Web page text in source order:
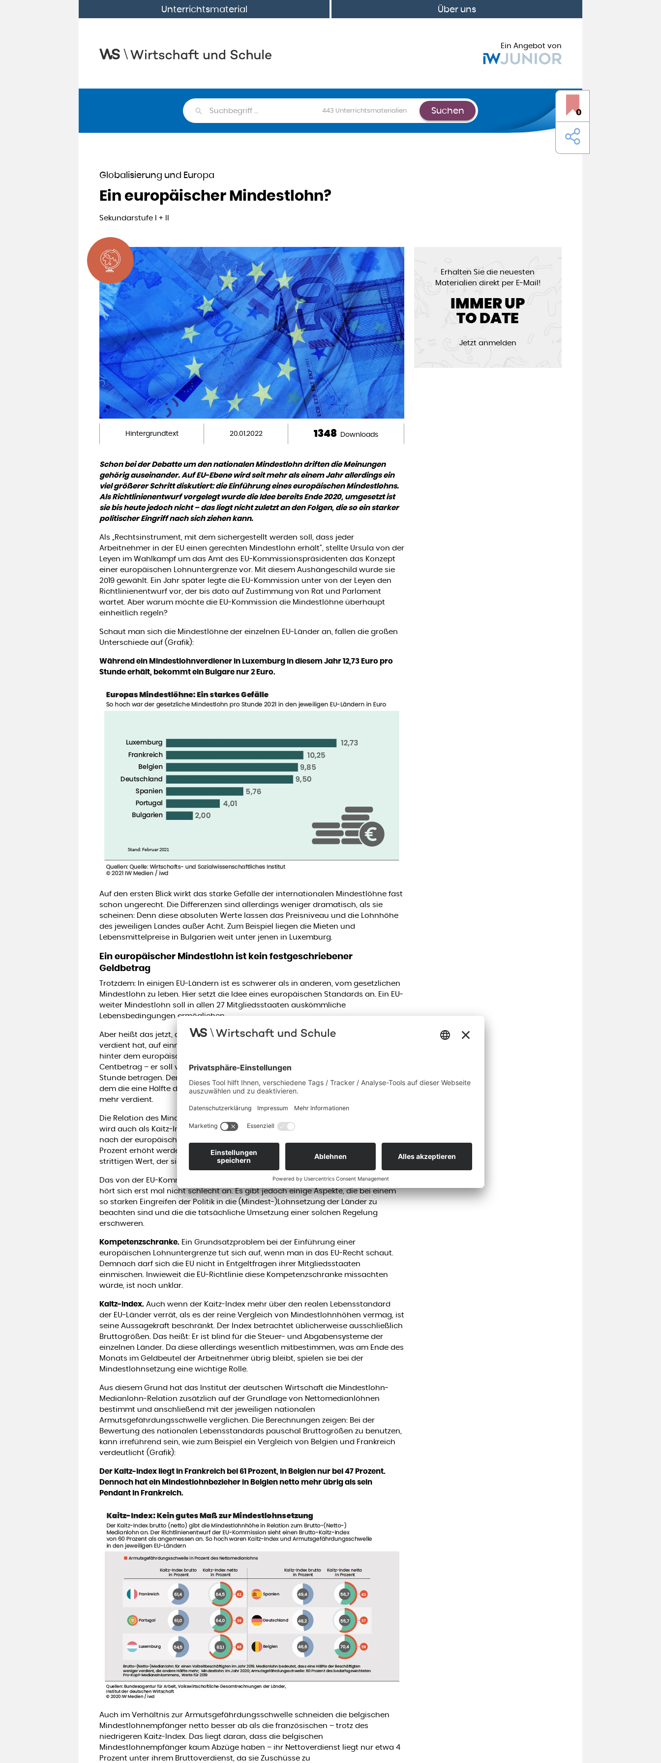
Unterrichtsmaterial Über uns
Ein Angebot von
Suchen 443 Unterrichtsmaterialien Suchen 0
Ein europäischer Mindestlohn?
Globalisierung und Europa
Sekundarstufe I + II
Hintergrundtext 20.01.2022 1348 Downloads
Schon bei der Debatte um den nationalen Mindestlohn driften die Meinungen
gehörig auseinander. Auf EU-Ebene wird seit mehr als einem Jahr allerdings ein
viel größerer Schritt diskutiert: die Einführung eines europäischen Mindestlohns.
Als Richtlinienentwurf vorgelegt wurde die Idee bereits Ende 2020, umgesetzt ist
sie bis heute jedoch nicht – das liegt nicht zuletzt an den Folgen, die so ein starker
politischer Eingriff nach sich ziehen kann.
Als „Rechtsinstrument, mit dem sichergestellt werden soll, dass jeder
Arbeitnehmer in der EU einen gerechten Mindestlohn erhält“, stellte Ursula von der
Leyen im Wahlkampf um das Amt des EU-Kommissionspräsidenten das Konzept
einer europäischen Lohnuntergrenze vor. Mit diesem Aushängeschild wurde sie
2019 gewählt. Ein Jahr später legte die EU-Kommission unter von der Leyen den
Richtlinienentwurf vor, der bis dato auf Zustimmung von Rat und Parlament
wartet. Aber warum möchte die EU-Kommission die Mindestlöhne überhaupt
einheitlich regeln?
Schaut man sich die Mindestlöhne der einzelnen EU-Länder an, fallen die großen
Unterschiede auf (Grafik):
Während ein Mindestlohnverdiener in Luxemburg in diesem Jahr 12,73 Euro pro
Stunde erhält, bekommt ein Bulgare nur 2 Euro.
Auf den ersten Blick wirkt das starke Gefälle der internationalen Mindestlöhne fast
schon ungerecht. Die Differenzen sind allerdings weniger dramatisch, als sie
scheinen: Denn diese absoluten Werte lassen das Preisniveau und die Lohnhöhe
des jeweiligen Landes außer Acht. Zum Beispiel liegen die Mieten und
Lebensmittelpreise in Bulgarien weit unter jenen in Luxemburg.
Ein europäischer Mindestlohn ist kein festgeschriebener
Geldbetrag
Trotzdem: In einigen EU-Ländern ist es schwerer als in anderen, vom gesetzlichen
Mindestlohn zu leben. Hier setzt die Idee eines europäischen Standards an. Ein EU-
weiter Mindestlohn soll in allen 27 Mitgliedsstaaten auskömmliche
Lebensbedingungen ermöglichen.
Aber heißt das jetzt, dass jemand, der in Bulgarien eben noch 2 Euro die Stunde
verdient hat, auf einmal mit 12 Euro stündlich vergütet werden soll? Nein. Denn
hinter dem europäischen Mindestlohn steckt kein festgeschriebener Euro- oder
Centbetrag – er soll vielmehr 60 Prozent des nationalen Bruttomedianlohns pro
Stunde betragen. Der Median beschreibt dabei genau jenen Stundenlohn, bei
dem die eine Hälfte der Arbeitnehmer eines Landes weniger und die andere Hälfte
mehr verdient.
Die Relation des Mindestlohns zum Bruttomedianlohn eines Vollzeitbeschäftigten
wird auch als Kaitz-Index bezeichnet. In Deutschland müsste der Mindestlohn
nach der europäischen Idee – einem Kaitz-Index von 60 Prozent – um rund 25
Prozent erhöht werden und läge heute bei gut 12 Euro – also gerade bei dem
strittigen Wert, der sich auch im Koalitionsvertrag der Ampel wiederfindet.
Das von der EU-Kommission angestrebte Ziel eines einheitlichen Mindestlohns
hört sich erst mal nicht schlecht an. Es gibt jedoch einige Aspekte, die bei einem
so starken Eingreifen der Politik in die (Mindest-)Lohnsetzung der Länder zu
beachten sind und die die tatsächliche Umsetzung einer solchen Regelung
erschweren.
Kompetenzschranke. Ein Grundsatzproblem bei der Einführung einer
europäischen Lohnuntergrenze tut sich auf, wenn man in das EU-Recht schaut.
Demnach darf sich die EU nicht in Entgeltfragen ihrer Mitgliedsstaaten
einmischen. Inwieweit die EU-Richtlinie diese Kompetenzschranke missachten
würde, ist noch unklar.
Kaitz-Index.Auch wenn der Kaitz-Index mehr über den realen Lebensstandard
der EU-Länder verrät, als es der reine Vergleich von Mindestlohnhöhen vermag, ist
seine Aussagekraft beschränkt. Der Index betrachtet üblicherweise ausschließlich
Bruttogrößen. Das heißt: Er ist blind für die Steuer- und Abgabensysteme der
einzelnen Länder. Da diese allerdings wesentlich mitbestimmen, was am Ende des
Monats im Geldbeutel der Arbeitnehmer übrig bleibt, spielen sie bei der
Mindestlohnsetzung eine wichtige Rolle.
Aus diesem Grund hat das Institut der deutschen Wirtschaft die Mindestlohn-
Medianlohn-Relation zusätzlich auf der Grundlage von Nettomedianlöhnen
bestimmt und anschließend mit der jeweiligen nationalen
Armutsgefährdungsschwelle verglichen. Die Berechnungen zeigen: Bei der
Bewertung des nationalen Lebensstandards pauschal Bruttogrößen zu benutzen,
kann irreführend sein, wie zum Beispiel ein Vergleich von Belgien und Frankreich
verdeutlicht (Grafik):
Der Kaitz-Index liegt in Frankreich bei 61 Prozent, in Belgien nur bei 47 Prozent.
Dennoch hat ein Mindestlohnbezieher in Belgien netto mehr übrig als sein
Pendant in Frankreich.
Auch im Verhältnis zur Armutsgefährdungsschwelle schneiden die belgischen
Mindestlohnempfänger netto besser ab als die französischen – trotz des
niedrigeren Kaitz-Index. Das liegt daran, dass die belgischen
Mindestlohnempfänger kaum Abzüge haben – ihr Nettoverdienst liegt nur etwa 4
Prozent unter ihrem Bruttoverdienst, da sie Zuschüsse zu
Erhalten Sie die neuesten
Materialien direkt per E-Mail!
IMMER UP
TO DATE
Jetzt anmelden